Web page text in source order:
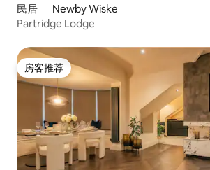
民居 ｜ Newby Wiske
Partridge Lodge
房客推荐
房客推荐